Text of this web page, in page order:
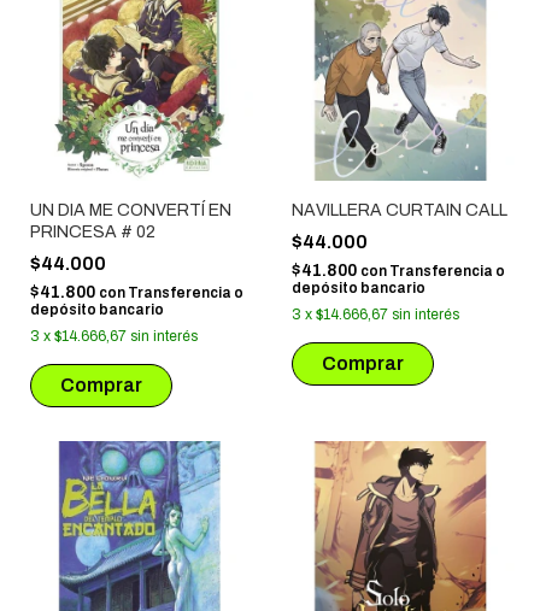
UN DIA ME CONVERTÍ EN
PRINCESA # 02
$44.000
$41.800 con Transferencia o
depósito bancario
3 x $14.666,67 sin interés
NAVILLERA CURTAIN CALL
$44.000
$41.800 con Transferencia o
depósito bancario
3 x $14.666,67 sin interés